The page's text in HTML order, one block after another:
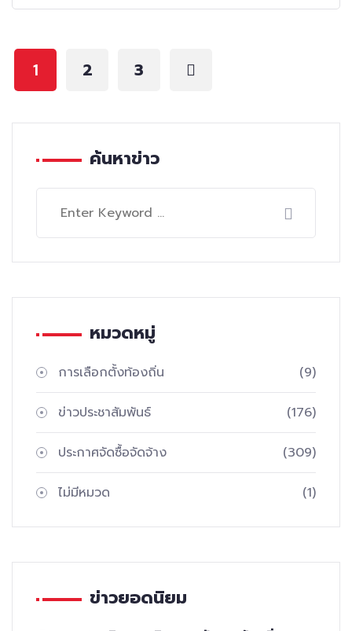
1 2 3
ค้นหาข่าว
หมวดหมู่
การเลือกตั้งท้องถิ่น (9)
ข่าวประชาสัมพันธ์ (176)
ประกาศจัดซื้อจัดจ้าง (309)
ไม่มีหมวด (1)
ข่าวยอดนิยม